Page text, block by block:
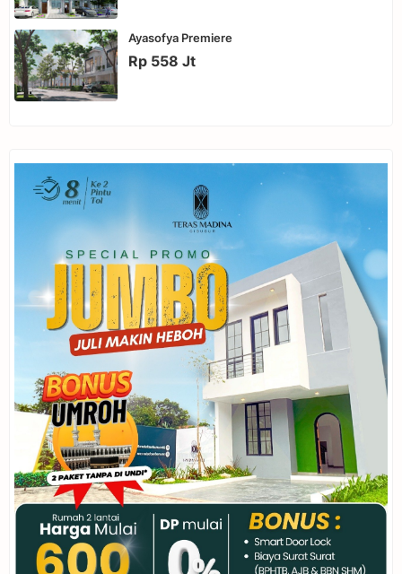
Ayasofya Premiere
Rp 558 Jt